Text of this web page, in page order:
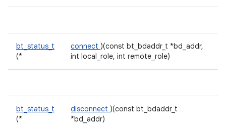
bt_status_t
(*
connect )(const bt_bdaddr_t *bd_addr,
int local_role, int remote_role)
bt_status_t
(*
disconnect )(const bt_bdaddr_t
*bd_addr)